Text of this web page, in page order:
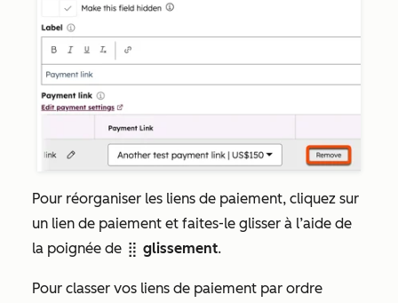
Pour réorganiser les liens de paiement, cliquez sur
un lien de paiement et faites-le glisser à l’aide de
la poignée de dragHandle glissement.
Pour classer vos liens de paiement par ordre